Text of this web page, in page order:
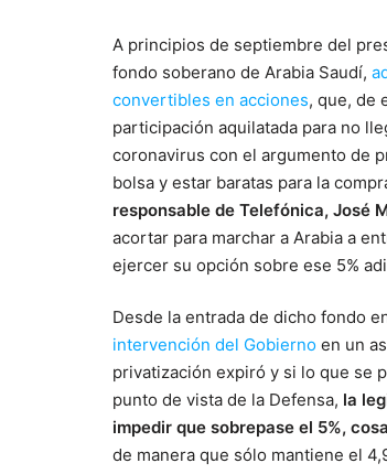
A principios de septiembre del
fondo soberano de Arabia Saudí,
convertibles en acciones, que, de
participación aquilatada para no
coronavirus con el argumento de
bolsa y estar baratas para la
responsable de Telefónica, José
acortar para marchar a Arabia a
ejercer su opción sobre ese 5%
Desde la entrada de dicho fondo
intervención del Gobierno en un
privatización expiró y si lo que se
punto de vista de la Defensa, la
impedir que sobrepase el 5%,
de manera que sólo mantiene el